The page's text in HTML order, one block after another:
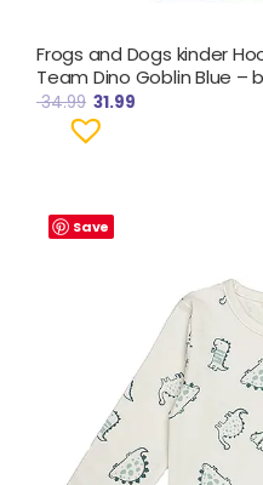
Frogs and Dogs kinder
Team Dino Goblin Blue –
34.99 31.99
Save
prijs
was: